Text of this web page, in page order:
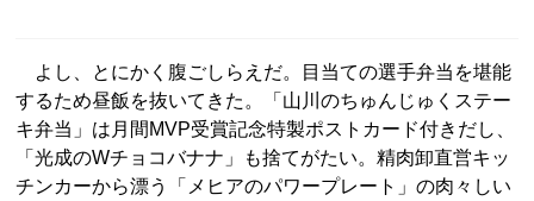
よし、とにかく腹ごしらえだ。目当ての選手弁当を堪能
するため昼飯を抜いてきた。「山川のちゅんじゅくステー
キ弁当」は月間MVP受賞記念特製ポストカード付きだし、
「光成のWチョコバナナ」も捨てがたい。精肉卸直営キッ
チンカーから漂う「メヒアのパワープレート」の肉々しい